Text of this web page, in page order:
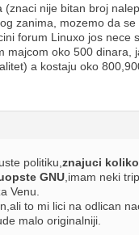
(znaci nije bitan broj
zanima, mozemo da
forum Linuxo jos nece
majcom oko 500 dinara,
a kostaju oko
politiku, znajuci
GNU ,imam neki
Venu.
to mi lici na odlican
malo originalniji.